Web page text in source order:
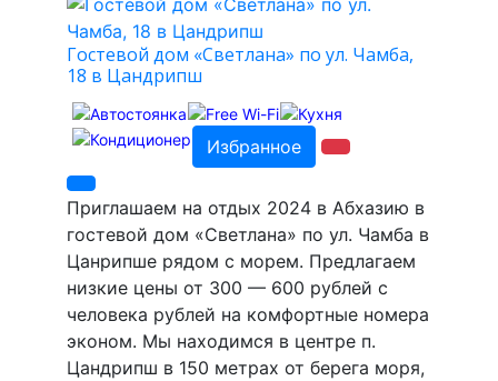
Гостевой дом «Светлана» по ул. Чамба,
18 в Цандрипш
Избранное
Приглашаем на отдых 2024 в Абхазию в
гостевой дом «Светлана» по ул. Чамба в
Цанрипше рядом с морем. Предлагаем
низкие цены от 300 — 600 рублей с
человека рублей на комфортные номера
эконом. Мы находимся в центре п.
Цандрипш в 150 метрах от берега моря,